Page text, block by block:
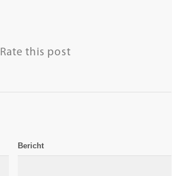
Rate this post
Bericht